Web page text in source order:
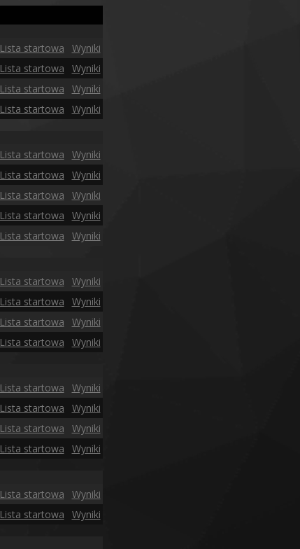
Lista startowa
Wyniki
Lista startowa
Wyniki
Lista startowa
Wyniki
Lista startowa Wyniki
Lista startowa
Wyniki
Lista startowa
Wyniki
Lista startowa
Wyniki
Lista startowa
Wyniki
Lista startowa Wyniki
Lista startowa
Wyniki
Lista startowa
Wyniki
Lista startowa
Wyniki
Lista startowa Wyniki
Lista startowa
Wyniki
Lista startowa
Wyniki
Lista startowa
Wyniki
Lista startowa Wyniki
Lista startowa
Wyniki
Lista startowa Wyniki